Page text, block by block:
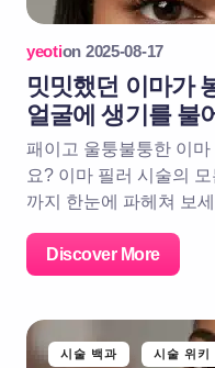
yeotion 2025-08-17
밋밋했던 이마가
얼굴에 생기를 불
패이고 울퉁불퉁한 이
요? 이마 필러 시술의
까지 한눈에 파헤쳐 보
Discover More
시술 백과 시술 위키